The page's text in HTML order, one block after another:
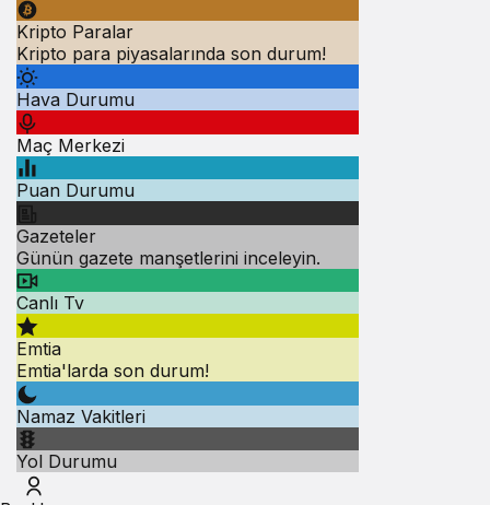
Kripto Paralar
Kripto para piyasalarında son durum!
Hava Durumu
Maç Merkezi
Puan Durumu
Gazeteler
Günün gazete manşetlerini inceleyin.
Canlı Tv
Emtia
Emtia'larda son durum!
Namaz Vakitleri
Yol Durumu